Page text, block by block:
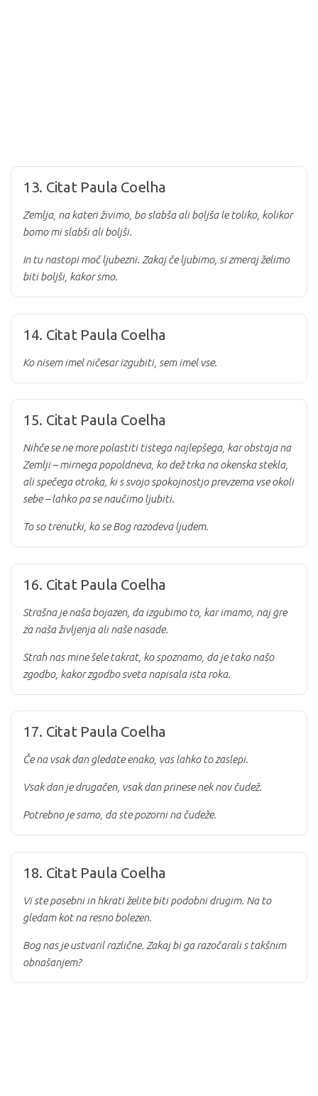
13. Citat Paula Coelha
Zemlja, na kateri živimo, bo slabša ali boljša le toliko, kolikor
bomo mi slabši ali boljši.
In tu nastopi moč ljubezni. Zakaj če ljubimo, si zmeraj želimo
biti boljši, kakor smo.
14. Citat Paula Coelha
Ko nisem imel ničesar izgubiti, sem imel vse.
15. Citat Paula Coelha
Nihče se ne more polastiti tistega najlepšega, kar obstaja na
Zemlji – mirnega popoldneva, ko dež trka na okenska stekla,
ali spečega otroka, ki s svojo spokojnostjo prevzema vse okoli
sebe – lahko pa se naučimo ljubiti.
To so trenutki, ko se Bog razodeva ljudem.
16. Citat Paula Coelha
Strašna je naša bojazen, da izgubimo to, kar imamo, naj gre
za naša življenja ali naše nasade.
Strah nas mine šele takrat, ko spoznamo, da je tako našo
zgodbo, kakor zgodbo sveta napisala ista roka.
17. Citat Paula Coelha
Če na vsak dan gledate enako, vas lahko to zaslepi.
Vsak dan je drugačen, vsak dan prinese nek nov čudež.
Potrebno je samo, da ste pozorni na čudeže.
18. Citat Paula Coelha
Vi ste posebni in hkrati želite biti podobni drugim. Na to
gledam kot na resno bolezen.
Bog nas je ustvaril različne. Zakaj bi ga razočarali s takšnim
obnašanjem?